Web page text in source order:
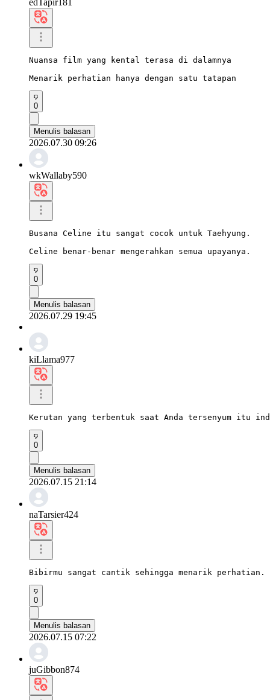
Nuansa film yang kental terasa di dalamnya
Menarik perhatian hanya dengan satu tatapan
0
Menulis balasan
2026.07.30 09:26
wkWallaby590
Busana Celine itu sangat cocok untuk Taehyung.
Celine benar-benar mengerahkan semua upayanya.
0
Menulis balasan
2026.07.29 19:45
kiLlama977
Kerutan yang terbentuk saat Anda tersenyum itu
0
Menulis balasan
2026.07.15 21:14
naTarsier424
Bibirmu sangat cantik sehingga menarik perhatian.
0
Menulis balasan
2026.07.15 07:22
juGibbon874